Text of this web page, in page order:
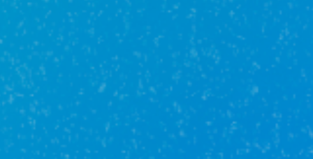
Ставка
Срок кредита
Ежемесячный платеж
от 46 919*